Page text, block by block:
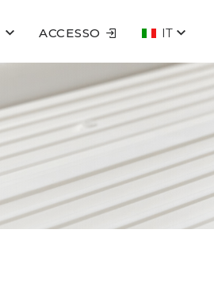
ACCESSO IT